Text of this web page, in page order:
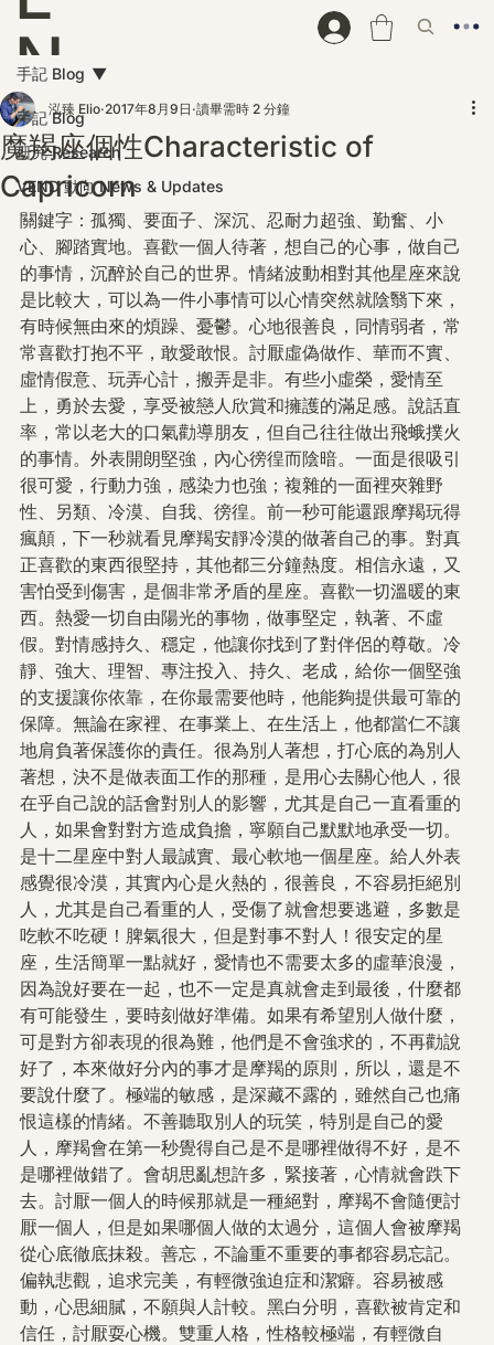
N
D
手記 Blog
研究 Research
VEND 動向 News & Updates
手記 Blog
魔羯座個性Characteristic of
Capricorn
泓臻 Elio 2017年8月9日 讀畢需時 2 分鐘
關鍵字：孤獨、要面子、深沉、忍耐力超強、勤奮、小
心、腳踏實地。喜歡一個人待著，想自己的心事，做自己
的事情，沉醉於自己的世界。情緒波動相對其他星座來說
是比較大，可以為一件小事情可以心情突然就陰翳下來，
有時候無由來的煩躁、憂鬱。心地很善良，同情弱者，常
常喜歡打抱不平，敢愛敢恨。討厭虛偽做作、華而不實、
虛情假意、玩弄心計，搬弄是非。有些小虛榮，愛情至
上，勇於去愛，享受被戀人欣賞和擁護的滿足感。說話直
率，常以老大的口氣勸導朋友，但自己往往做出飛蛾撲火
的事情。外表開朗堅強，內心徬徨而陰暗。一面是很吸引
很可愛，行動力強，感染力也強；複雜的一面裡夾雜野
性、另類、冷漠、自我、徬徨。前一秒可能還跟摩羯玩得
瘋顛，下一秒就看見摩羯安靜冷漠的做著自己的事。對真
正喜歡的東西很堅持，其他都三分鐘熱度。相信永遠，又
害怕受到傷害，是個非常矛盾的星座。喜歡一切溫暖的東
西。熱愛一切自由陽光的事物，做事堅定，執著、不虛
假。對情感持久、穩定，他讓你找到了對伴侶的尊敬。冷
靜、強大、理智、專注投入、持久、老成，給你一個堅強
的支援讓你依靠，在你最需要他時，他能夠提供最可靠的
保障。無論在家裡、在事業上、在生活上，他都當仁不讓
地肩負著保護你的責任。很為別人著想，打心底的為別人
著想，決不是做表面工作的那種，是用心去關心他人，很
在乎自己說的話會對別人的影響，尤其是自己一直看重的
人，如果會對對方造成負擔，寧願自己默默地承受一切。
是十二星座中對人最誠實、最心軟地一個星座。給人外表
感覺很冷漠，其實內心是火熱的，很善良，不容易拒絕別
人，尤其是自己看重的人，受傷了就會想要逃避，多數是
吃軟不吃硬！脾氣很大，但是對事不對人！很安定的星
座，生活簡單一點就好，愛情也不需要太多的虛華浪漫，
因為說好要在一起，也不一定是真就會走到最後，什麼都
有可能發生，要時刻做好準備。如果有希望別人做什麼，
可是對方卻表現的很為難，他們是不會強求的，不再勸說
好了，本來做好分內的事才是摩羯的原則，所以，還是不
要說什麼了。極端的敏感，是深藏不露的，雖然自己也痛
恨這樣的情緒。不善聽取別人的玩笑，特別是自己的愛
人，摩羯會在第一秒覺得自己是不是哪裡做得不好，是不
是哪裡做錯了。會胡思亂想許多，緊接著，心情就會跌下
去。討厭一個人的時候那就是一種絕對，摩羯不會隨便討
厭一個人，但是如果哪個人做的太過分，這個人會被摩羯
從心底徹底抹殺。善忘，不論重不重要的事都容易忘記。
偏執悲觀，追求完美，有輕微強迫症和潔癖。容易被感
動，心思細膩，不願與人計較。黑白分明，喜歡被肯定和
信任，討厭耍心機。雙重人格，性格較極端，有輕微自